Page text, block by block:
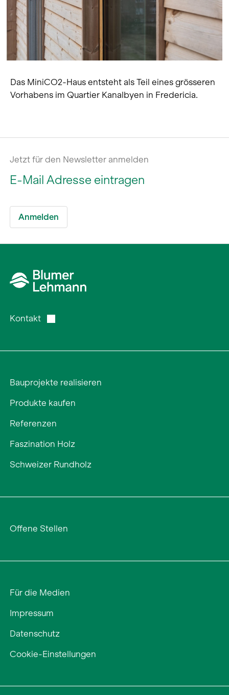
Das MiniCO2-Haus entsteht als Teil eines grösseren
Vorhabens im Quartier Kanalbyen in Fredericia.
Jetzt für den Newsletter anmelden
Kontakt
Bauprojekte realisieren
Produkte kaufen
Referenzen
Faszination Holz
Schweizer Rundholz
Offene Stellen
Für die Medien
Impressum
Datenschutz
Cookie-Einstellungen